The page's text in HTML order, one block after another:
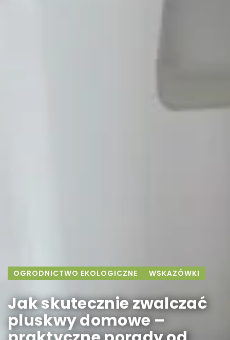
OGRODNICTWO EKOLOGICZNE WSKAZÓWKI
Jak skutecznie zwalczać
pluskwy domowe –